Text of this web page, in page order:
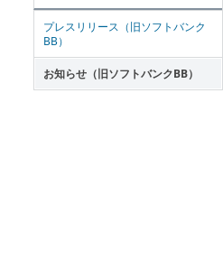
プレスリリース（旧ソフトバンク
BB）
お知らせ（旧ソフトバンクBB）